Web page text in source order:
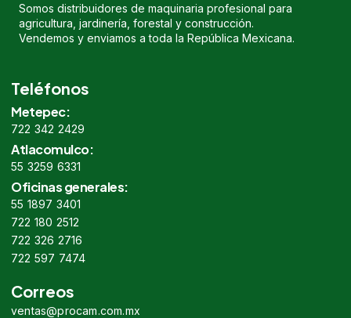
Somos distribuidores de maquinaria profesional para
agricultura, jardinería, forestal y construcción.
Vendemos y enviamos a toda la República Mexicana.
Teléfonos
Metepec:
722 342 2429
Atlacomulco:
55 3259 6331
Oficinas generales:
55 1897 3401
722 180 2512
722 326 2716
722 597 7474
Correos
ventas@procam.com.mx